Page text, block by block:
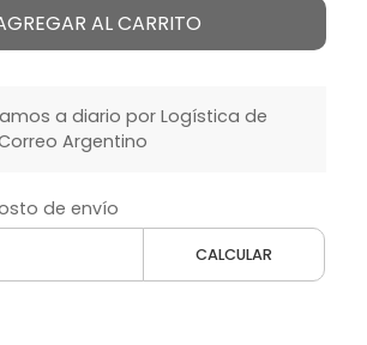
AL CARRITO
a diario por Logística de
Argentino
de envío
CALCULAR